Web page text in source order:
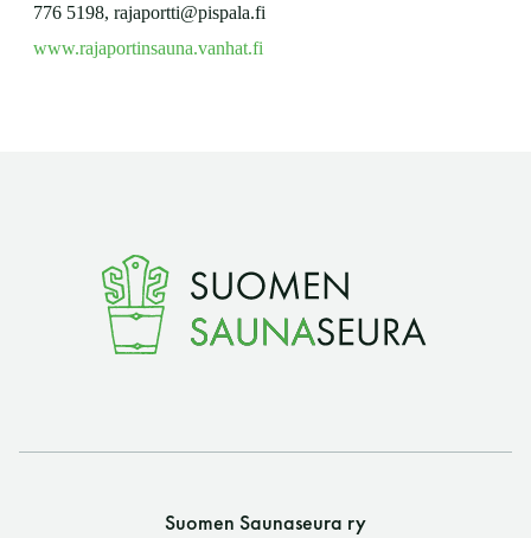
776 5198, rajaportti@pispala.fi
www.rajaportinsauna.vanhat.fi
Suomen Saunaseura ry